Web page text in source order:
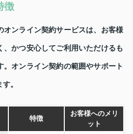
徴
オンライン契約サービスは、お客様
、かつ安心してご利用いただけるも
。オンライン契約の範囲やサポート
。
特徴
お客様へのメリ
ット